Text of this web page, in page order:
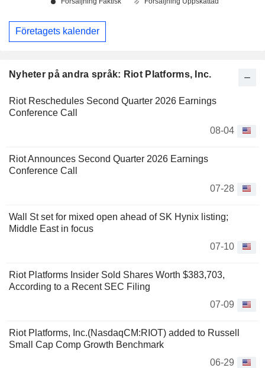
Nyheter på andra språk: Riot Platforms, Inc.
Riot Reschedules Second Quarter 2026 Earnings
Conference Call
08-04
Riot Announces Second Quarter 2026 Earnings
Conference Call
07-28
Wall St set for mixed open ahead of SK Hynix listing;
Middle East in focus
07-10
Riot Platforms Insider Sold Shares Worth $383,703,
According to a Recent SEC Filing
07-09
Riot Platforms, Inc.(NasdaqCM:RIOT) added to Russell
Small Cap Comp Growth Benchmark
06-29
Företagets kalender